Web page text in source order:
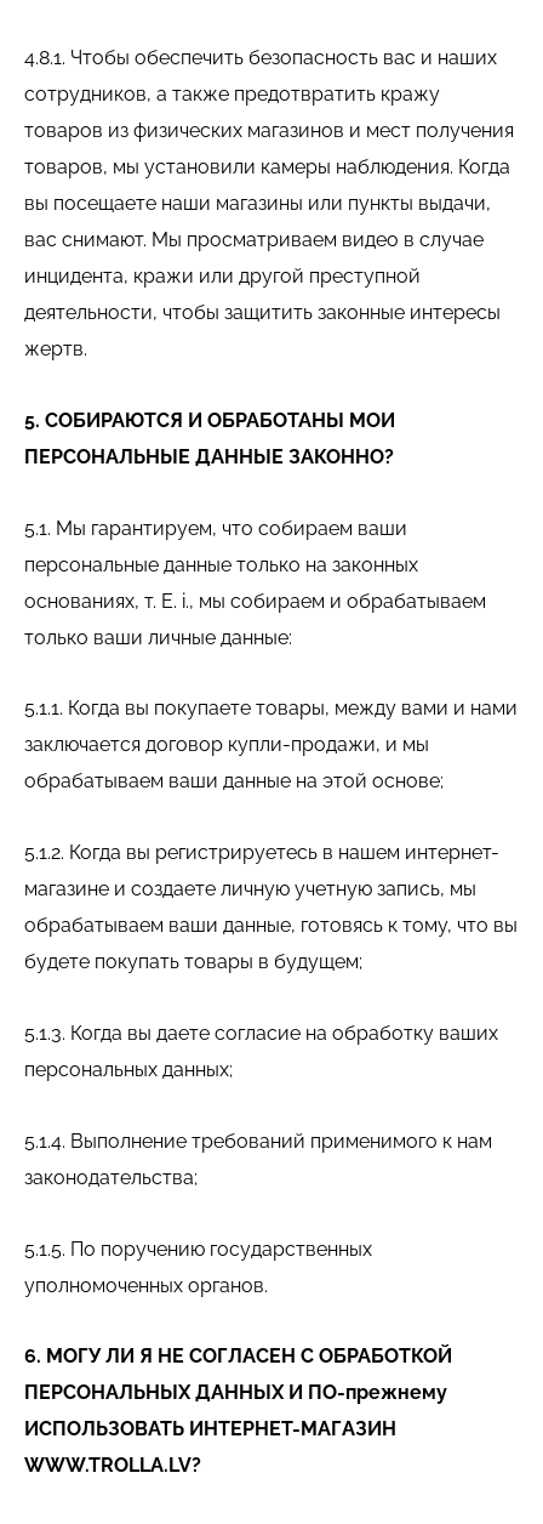
4.8.1. Чтобы обеспечить безопасность вас и наших
сотрудников, а также предотвратить кражу
товаров из физических магазинов и мест получения
товаров, мы установили камеры наблюдения. Когда
вы посещаете наши магазины или пункты выдачи,
вас снимают. Мы просматриваем видео в случае
инцидента, кражи или другой преступной
деятельности, чтобы защитить законные интересы
жертв.
5. СОБИРАЮТСЯ И ОБРАБОТАНЫ МОИ
ПЕРСОНАЛЬНЫЕ ДАННЫЕ ЗАКОННО?
5.1. Мы гарантируем, что собираем ваши
персональные данные только на законных
основаниях, т. Е. i., мы собираем и обрабатываем
только ваши личные данные:
5.1.1. Когда вы покупаете товары, между вами и нами
заключается договор купли-продажи, и мы
обрабатываем ваши данные на этой основе;
5.1.2. Когда вы регистрируетесь в нашем интернет-
магазине и создаете личную учетную запись, мы
обрабатываем ваши данные, готовясь к тому, что вы
будете покупать товары в будущем;
5.1.3. Когда вы даете согласие на обработку ваших
персональных данных;
5.1.4. Выполнение требований применимого к нам
законодательства;
5.1.5. По поручению государственных
уполномоченных органов.
6. МОГУ ЛИ Я НЕ СОГЛАСЕН С ОБРАБОТКОЙ
ПЕРСОНАЛЬНЫХ ДАННЫХ И ПО-прежнему
ИСПОЛЬЗОВАТЬ ИНТЕРНЕТ-МАГАЗИН
WWW.TROLLA.LV?